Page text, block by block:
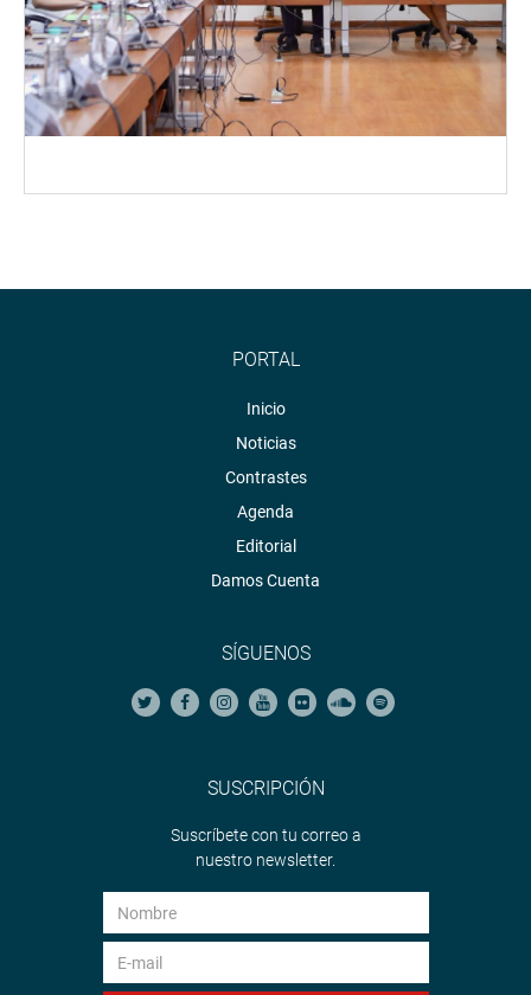
PORTAL
Inicio
Noticias
Contrastes
Agenda
Editorial
Damos Cuenta
SÍGUENOS
SUSCRIPCIÓN
Suscríbete con tu correo a
nuestro newsletter.